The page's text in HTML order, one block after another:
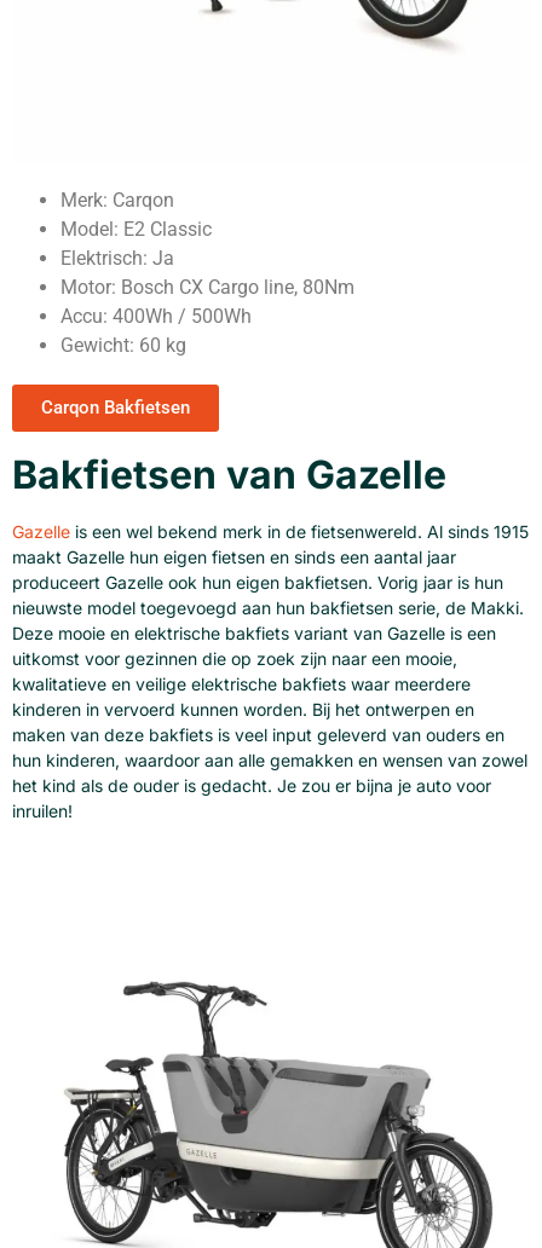
Merk: Carqon
Model: E2 Classic
Elektrisch: Ja
Motor: Bosch CX Cargo line, 80Nm
Accu: 400Wh / 500Wh
Gewicht: 60 kg
Carqon Bakfietsen
Bakfietsen van Gazelle
Gazelle is een wel bekend merk in de fietsenwereld. Al sinds 1915
maakt Gazelle hun eigen fietsen en sinds een aantal jaar
produceert Gazelle ook hun eigen bakfietsen. Vorig jaar is hun
nieuwste model toegevoegd aan hun bakfietsen serie, de Makki.
Deze mooie en elektrische bakfiets variant van Gazelle is een
uitkomst voor gezinnen die op zoek zijn naar een mooie,
kwalitatieve en veilige elektrische bakfiets waar meerdere
kinderen in vervoerd kunnen worden. Bij het ontwerpen en
maken van deze bakfiets is veel input geleverd van ouders en
hun kinderen, waardoor aan alle gemakken en wensen van zowel
het kind als de ouder is gedacht. Je zou er bijna je auto voor
inruilen!